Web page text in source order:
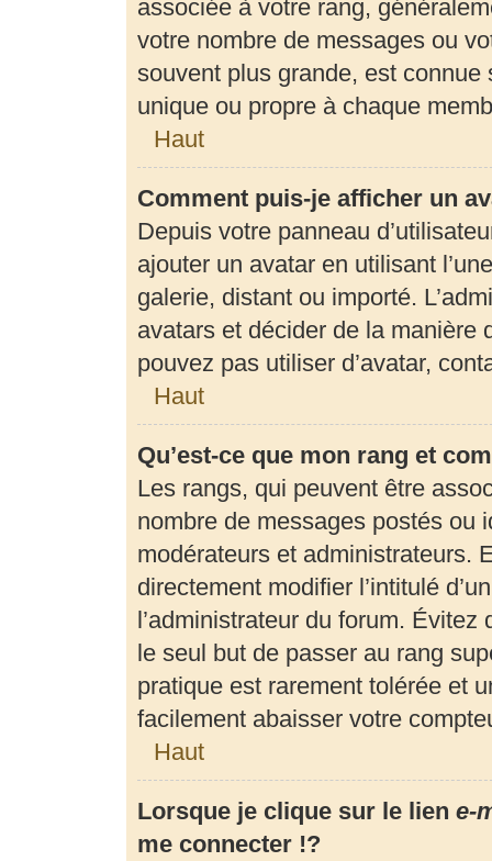
associée à votre rang,
votre nombre de messages ou
souvent plus grande, est connue
unique ou propre à chaque
Haut
Comment puis-je afficher un
Depuis votre panneau
ajouter un avatar en utilisant
galerie, distant ou importé.
avatars et décider de la manière
pouvez pas utiliser d’avatar,
Haut
Qu’est-ce que mon rang et
Les rangs, qui peuvent être
nombre de messages postés ou
modérateurs et administrateurs.
directement modifier l’intitulé
l’administrateur du forum.
le seul but de passer au rang
pratique est rarement tolérée et
facilement abaisser votre
Haut
Lorsque je clique sur le lien e-
me connecter !?